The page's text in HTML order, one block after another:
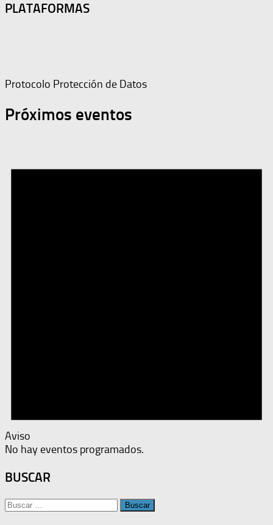
PLATAFORMAS
Protocolo Protección de Datos
Próximos eventos
Aviso
No hay eventos programados.
BUSCAR
Buscar: